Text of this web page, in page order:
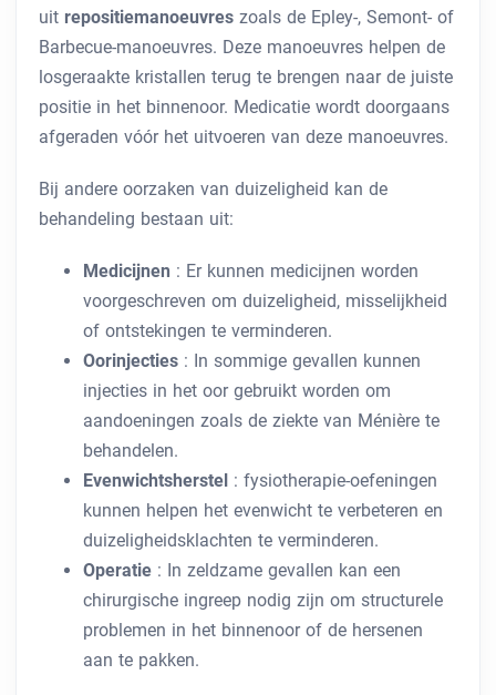
uit repositiemanoeuvres zoals de Epley-, Semont- of
Barbecue-manoeuvres. Deze manoeuvres helpen de
losgeraakte kristallen terug te brengen naar de juiste
positie in het binnenoor. Medicatie wordt doorgaans
afgeraden vóór het uitvoeren van deze manoeuvres.
Bij andere oorzaken van duizeligheid kan de
behandeling bestaan ​​uit:
Medicijnen : Er kunnen medicijnen worden
voorgeschreven om duizeligheid, misselijkheid
of ontstekingen te verminderen.
Oorinjecties : In sommige gevallen kunnen
injecties in het oor gebruikt worden om
aandoeningen zoals de ziekte van Ménière te
behandelen.
Evenwichtsherstel : fysiotherapie-oefeningen
kunnen helpen het evenwicht te verbeteren en
duizeligheidsklachten te verminderen.
Operatie : In zeldzame gevallen kan een
chirurgische ingreep nodig zijn om structurele
problemen in het binnenoor of de hersenen
aan te pakken.